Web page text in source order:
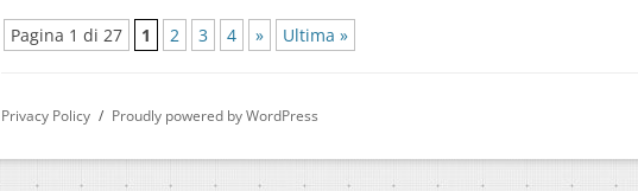
Pagina 1 di 27 1 2 3 4 » Ultima »
Privacy Policy Proudly powered by WordPress